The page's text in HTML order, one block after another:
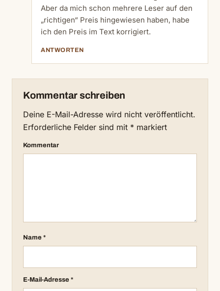
Aber da mich schon mehrere Leser auf den
„richtigen“ Preis hingewiesen haben, habe
ich den Preis im Text korrigiert.
ANTWORTEN
Kommentar schreiben
Deine E-Mail-Adresse wird nicht veröffentlicht.
Erforderliche Felder sind mit * markiert
Kommentar
Name *
E-Mail-Adresse *